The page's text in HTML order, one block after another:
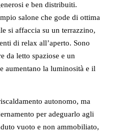
e ben distribuiti.
salone che gode di ottima
si affaccia su un terrazzino,
di relax all’aperto. Sono
da letto spaziose e un
aumentano la luminosità e il
autonomo, ma
per adeguarlo agli
vuoto e non ammobiliato,